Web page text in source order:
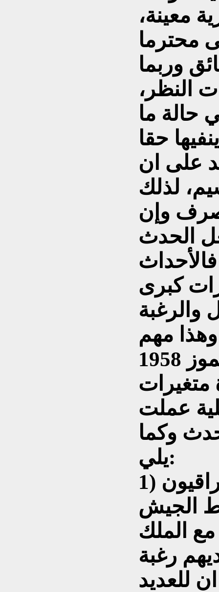
معينة،
محترما
وربما
النظر،
حالة ما
على ان
لذلك
وإن
الحدث
كبرى
والرغبة
وهذا مهم
جدا، أن ما حدث في 14 تموز 1958
عملت
وكما
يلي:
1) أن غالبية الضباط العراقيون
الجيش
مع الملك
1921 ولديهم رغبة
للعديد